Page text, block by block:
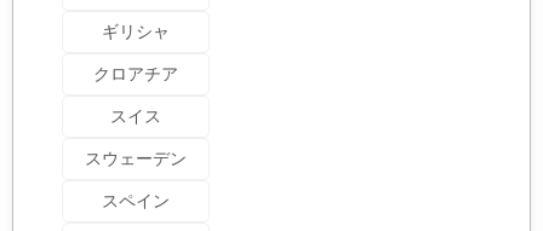
ギリシャ
クロアチア
スイス
スウェーデン
スペイン